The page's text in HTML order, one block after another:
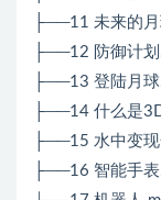
├──11 未来的
├──12 防御计
├──13 登陆月
├──14 什么是
├──15 水中变
├──16 智能手